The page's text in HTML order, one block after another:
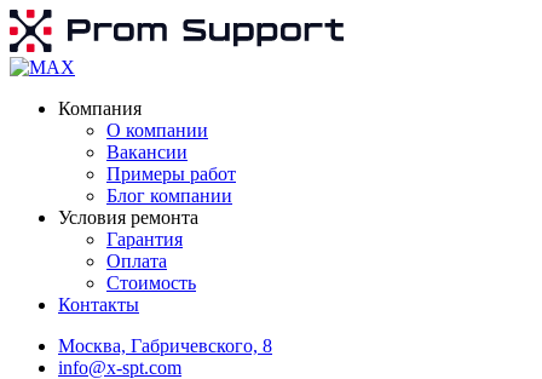
Компания
О компании
Вакансии
Примеры работ
Блог компании
Условия ремонта
Гарантия
Оплата
Стоимость
Контакты
Москва, Габричевского, 8
info@x-spt.com